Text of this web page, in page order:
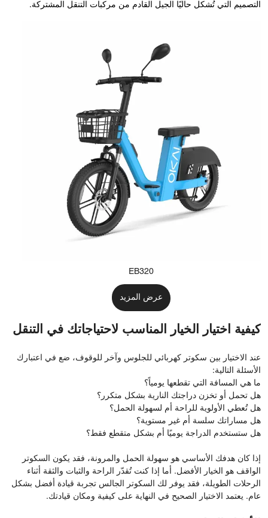
التصميم التي تُشكل حاليًا الجيل القادم من مركبات التنقل المشتركة.
EB320
عرض المزيد
كيفية اختيار الخيار المناسب لاحتياجاتك في التنقل
عند الاختيار بين سكوتر كهربائي للجلوس وآخر للوقوف، ضع في اعتبارك
الأسئلة التالية:
ما هي المسافة التي تقطعها يومياً؟
هل تحمل أو تخزن دراجتك النارية بشكل متكرر؟
هل تُعطي الأولوية للراحة أم لسهولة الحمل؟
هل مساراتك سلسة أم غير مستوية؟
هل ستستخدم الدراجة يوميًا أم بشكل متقطع فقط؟
إذا كان هدفك الأساسي هو سهولة الحمل والمرونة، فقد يكون السكوتر
الواقف هو الخيار الأفضل. أما إذا كنت تُقدّر الراحة والثبات والثقة أثناء
الرحلات الطويلة، فقد يوفر لك السكوتر الجالس تجربة قيادة أفضل بشكل
عام. يعتمد الاختيار الصحيح في النهاية على كيفية ومكان قيادتك.